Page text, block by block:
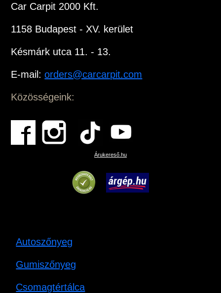
Car Carpit 2000 Kft.
1158 Budapest - XV. kerület
Késmárk utca 11. - 13.
E-mail:orders@carcarpit.com
Közösségeink:
Árukereső.hu
Autoszőnyeg
Gumiszőnyeg
Csomagtértálca